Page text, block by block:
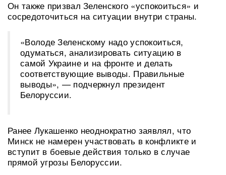
Он также призвал Зеленского «успокоиться» и
сосредоточиться на ситуации внутри страны.
«Володе Зеленскому надо успокоиться,
одуматься, анализировать ситуацию в
самой Украине и на фронте и делать
соответствующие выводы. Правильные
выводы», — подчеркнул президент
Белоруссии.
Ранее Лукашенко неоднократно заявлял, что
Минск не намерен участвовать в конфликте и
вступит в боевые действия только в случае
прямой угрозы Белоруссии.